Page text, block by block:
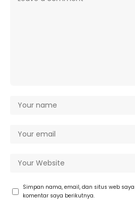
Simpan nama, email, dan situs web
komentar saya berikutnya.